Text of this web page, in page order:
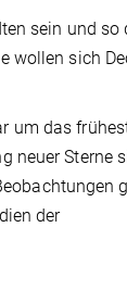
sein und so
wollen sich
um das
neuer Sterne
der